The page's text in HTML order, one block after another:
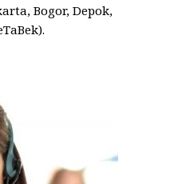
Bogor, Depok,